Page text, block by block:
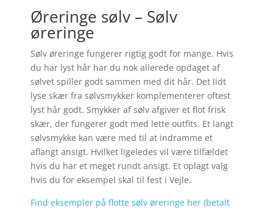
Øreringe sølv – Sølv
øreringe
Sølv øreringe fungerer rigtig godt for mange. Hvis
du har lyst hår har du nok allerede opdaget af
sølvet spiller godt sammen med dit hår. Det lidt
lyse skær fra sølvsmykker komplementerer oftest
lyst hår godt. Smykker af sølv afgiver et flot frisk
skær, der fungerer godt med lette outfits. Et langt
sølvsmykke kan være med til at indramme et
aflangt ansigt. Hvilket ligeledes vil være tilfældet
hvis du har et meget rundt ansigt. Et oplagt valg
hvis du for eksempel skal til fest i Vejle.
Find eksempler på flotte sølv øreringe her (betalt